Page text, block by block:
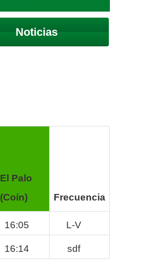
Noticias
El Palo
(Coín)
Frecuencia
16:05 L-V
16:14 sdf